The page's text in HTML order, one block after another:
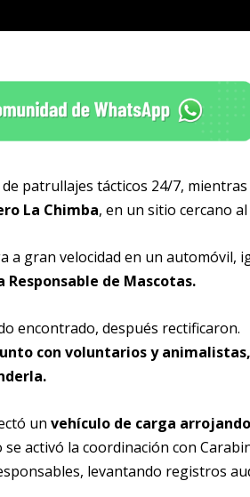
patrullajes tácticos 24/7, mientras
La Chimba, en un sitio cercano al
a gran velocidad en un automóvil,
de Mascotas.
encontrado, después rectificaron.
con voluntarios y
un vehículo de carga arrojando
activó la coordinación con
levantando registros